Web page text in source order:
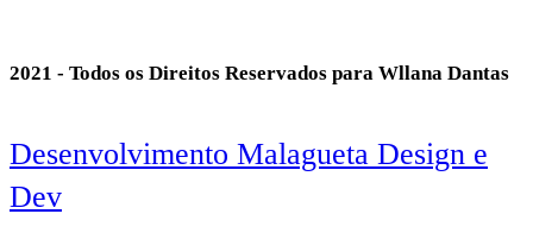
2021 - Todos os Direitos Reservados para Wllana Dantas
Desenvolvimento Malagueta Design e
Dev